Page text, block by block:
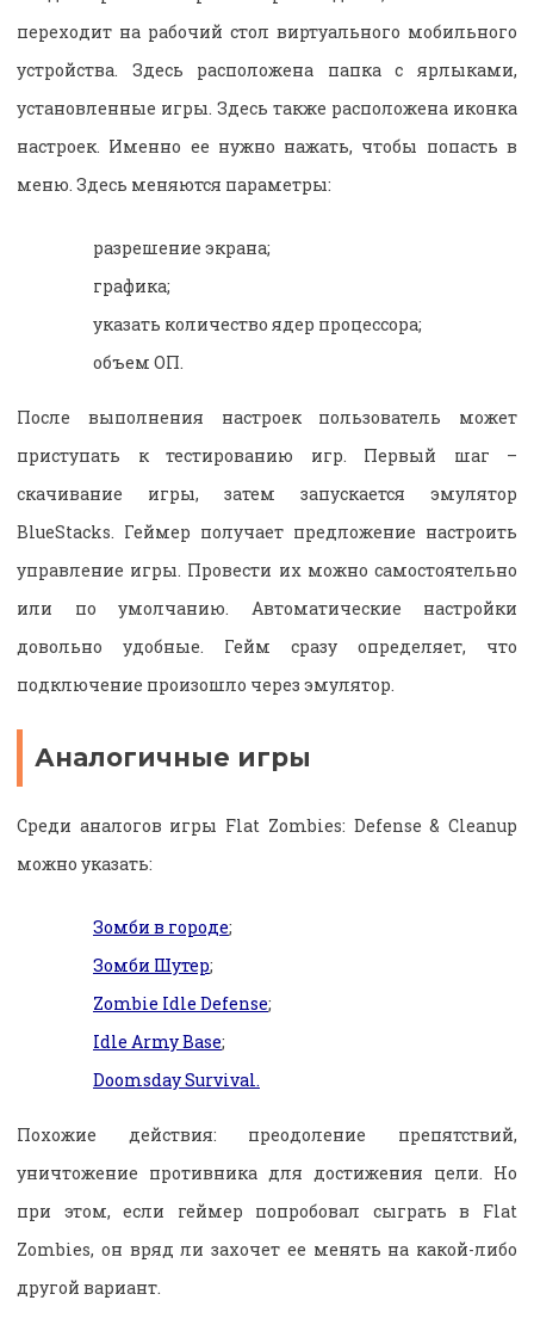
переходит на рабочий стол виртуального мобильного
устройства. Здесь расположена папка с ярлыками,
установленные игры. Здесь также расположена иконка
настроек. Именно ее нужно нажать, чтобы попасть в
меню. Здесь меняются параметры:
разрешение экрана;
графика;
указать количество ядер процессора;
объем ОП.
После выполнения настроек пользователь может
приступать к тестированию игр. Первый шаг –
скачивание игры, затем запускается эмулятор
BlueStacks. Геймер получает предложение настроить
управление игры. Провести их можно самостоятельно
или по умолчанию. Автоматические настройки
довольно удобные. Гейм сразу определяет, что
подключение произошло через эмулятор.
Аналогичные игры
Среди аналогов игры Flat Zombies: Defense & Cleanup
можно указать:
Зомби в городе;
Зомби Шутер;
Zombie Idle Defense;
Idle Army Base;
Doomsday Survival.
Похожие действия: преодоление препятствий,
уничтожение противника для достижения цели. Но
при этом, если геймер попробовал сыграть в Flat
Zombies, он вряд ли захочет ее менять на какой-либо
другой вариант.